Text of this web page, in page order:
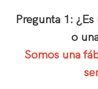
Pregunta 1:
o
Somos una